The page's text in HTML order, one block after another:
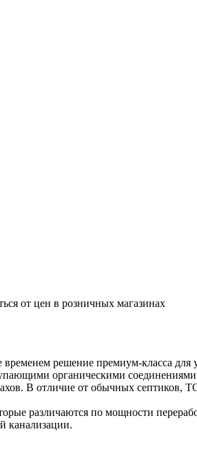
от цен в розничных магазинах
решение премиум-класса для
органическими соединениями.
В отличие от обычных септиков,
различаются по мощности
канализации.